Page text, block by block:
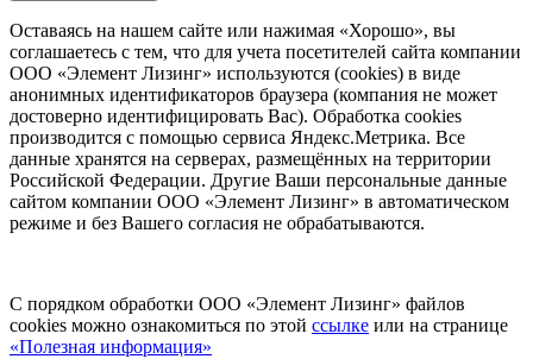
Оставаясь на нашем сайте или нажимая «Хорошо», вы
соглашаетесь с тем, что для учета посетителей сайта компании
ООО «Элемент Лизинг» используются (cookies) в виде
анонимных идентификаторов браузера (компания не может
достоверно идентифицировать Вас). Обработка cookies
производится с помощью сервиса Яндекс.Метрика. Все
данные хранятся на серверах, размещённых на территории
Российской Федерации. Другие Ваши персональные данные
сайтом компании ООО «Элемент Лизинг» в автоматическом
режиме и без Вашего согласия не обрабатываются.
С порядком обработки ООО «Элемент Лизинг» файлов
cookies можно ознакомиться по этой ссылке или на странице
«Полезная информация»